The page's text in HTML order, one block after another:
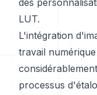
des
LUT.
L'intégration
travail
processus